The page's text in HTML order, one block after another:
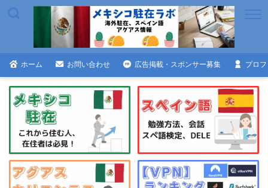
ホーム お問い合わせ 広告掲載・スポンサー募集 プロ